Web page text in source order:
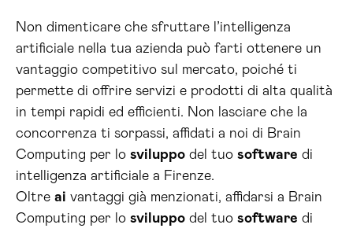
Non dimenticare che sfruttare l’intelligenza
artificiale nella tua azienda può farti ottenere un
vantaggio competitivo sul mercato, poiché ti
permette di offrire servizi e prodotti di alta qualità
in tempi rapidi ed efficienti. Non lasciare che la
concorrenza ti sorpassi, affidati a noi di Brain
Computing per lo sviluppo del tuo software di
intelligenza artificiale a Firenze.
Oltre ai vantaggi già menzionati, affidarsi a Brain
Computing per lo sviluppo del tuo software di